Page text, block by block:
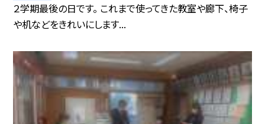
２学期最後の日です。 これまで使ってきた教室や廊下、椅子
や机などをきれいにします...